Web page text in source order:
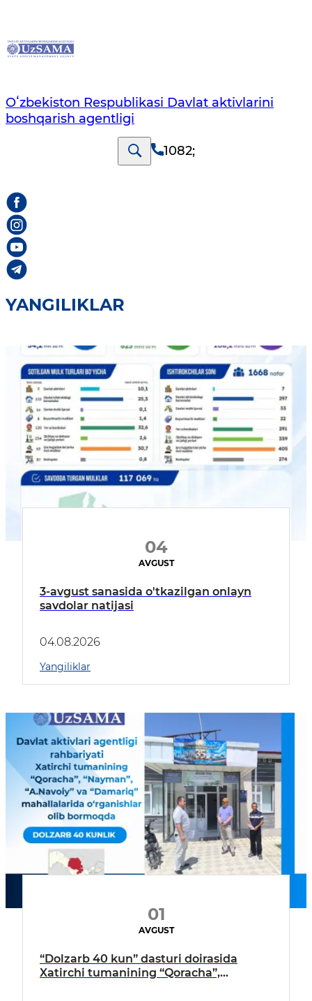
Oʻzbekiston Respublikasi Davlat aktivlarini
boshqarish agentligi
1082;
YANGILIKLAR
04
AVGUST
3-avgust sanasida o'tkazilgan onlayn
savdolar natijasi
04.08.2026
Yangiliklar
01
AVGUST
“Dolzarb 40 kun” dasturi doirasida
Xatirchi tumanining “Qoracha”,